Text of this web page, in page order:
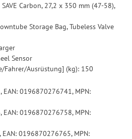
Carbon, 27,2 x 350 mm (47-58),
Storage Bag, Tubeless Valve
Sensor
Fahrer/Ausrüstung] (kg): 150
EAN: 0196870276741, MPN:
EAN: 0196870276758, MPN:
EAN: 0196870276765, MPN: